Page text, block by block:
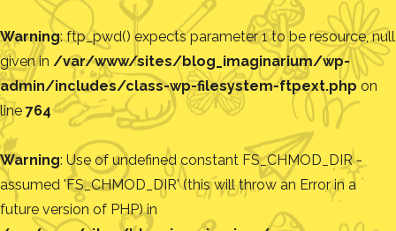
Warning: ftp_pwd() expects parameter 1 to be resource, null
given in /var/www/sites/blog_imaginarium/wp-
admin/includes/class-wp-filesystem-ftpext.phpon
line 764
Warning: Use of undefined constant FS_CHMOD_DIR -
assumed 'FS_CHMOD_DIR' (this will throw an Error in a
future version of PHP) in